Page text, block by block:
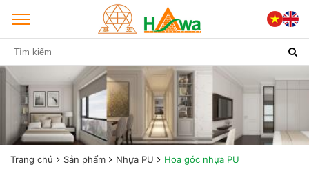
Trang chủ Sản phẩm Nhựa PU Hoa góc nhựa PU